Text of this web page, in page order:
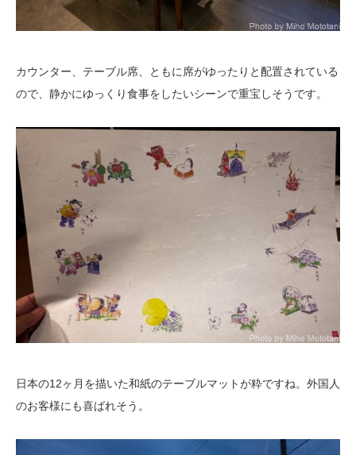
カウンター、テーブル席、ともに席がゆったりと配置されている
ので、静かにゆっくり食事をしたいシーンで重宝しそうです。
日本の12ヶ月を描いた和紙のテーブルマットが粋ですね。外国人
のお客様にも喜ばれそう。